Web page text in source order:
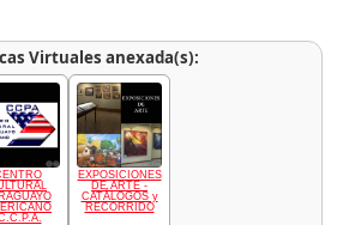
Virtuales anexada(s):
EXPOSICIONES
DE ARTE -
CATÁLOGOS y
RECORRIDO